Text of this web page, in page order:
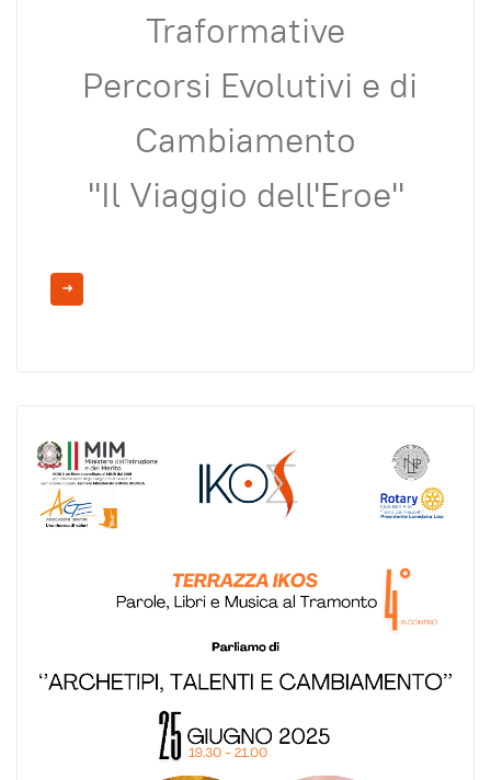
Traformative
Percorsi Evolutivi e di
Cambiamento
''Il Viaggio dell'Eroe''